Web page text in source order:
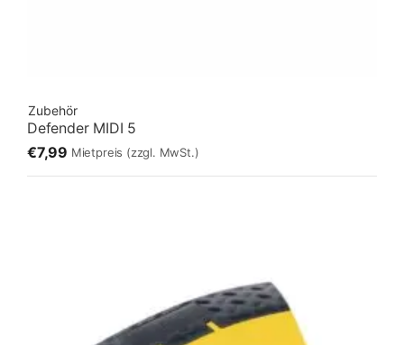
Zubehör
Defender MIDI 5
€7,99 Mietpreis (zzgl. MwSt.)